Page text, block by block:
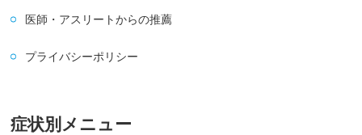
医師・アスリートからの推薦
プライバシーポリシー
症状別メニュー